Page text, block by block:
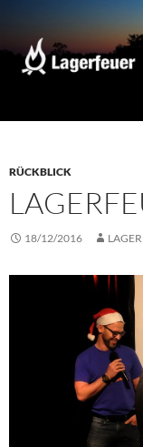
springen
RÜCKBLICK
18/12/2016